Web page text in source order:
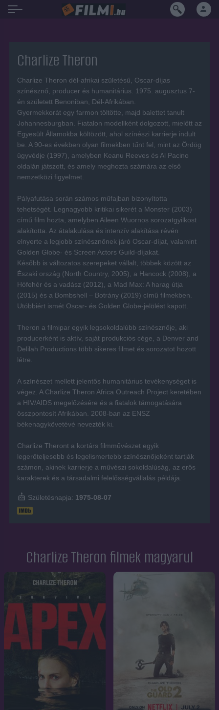
Charlize Theron
Charlize Theron dél-afrikai születésű, Oscar-díjas
színésznő, producer és humanitárius. 1975. augusztus 7-
én született Benoniban, Dél-Afrikában.
Gyermekkorát egy farmon töltötte, majd balettet tanult
Johannesburgban. Fiatalon modellként dolgozott, mielőtt az
Egyesült Államokba költözött, ahol színészi karrierje indult
be. A 90-es években olyan filmekben tűnt fel, mint az Ördög
ügyvédje (1997), amelyben Keanu Reeves és Al Pacino
oldalán játszott, és amely meghozta számára az első
nemzetközi figyelmet.
Pályafutása során számos műfajban bizonyította
tehetségét. Legnagyobb kritikai sikerét a Monster (2003)
című film hozta, amelyben Aileen Wuornos sorozatgyilkost
alakította. Az átalakulása és intenzív alakítása révén
elnyerte a legjobb színésznőnek járó Oscar-díjat, valamint
Golden Globe- és Screen Actors Guild-díjakat.
Később is változatos szerepeket vállalt, többek között az
Északi ország (North Country, 2005), a Hancock (2008), a
Hófehér és a vadász (2012), a Mad Max: A harag útja
(2015) és a Bombshell – Botrány (2019) című filmekben.
Utóbbiért ismét Oscar- és Golden Globe-jelölést kapott.
Theron a filmipar egyik legsokoldalúbb színésznője, aki
producerként is aktív, saját produkciós cége, a Denver and
Delilah Productions több sikeres filmet és sorozatot hozott
létre.
A színészet mellett jelentős humanitárius tevékenységet is
végez. A Charlize Theron Africa Outreach Project keretében
a HIV/AIDS megelőzésére és a fiatalok támogatására
összpontosít Afrikában. 2008-ban az ENSZ
békenagykövetévé nevezték ki.
Charlize Theront a kortárs filmművészet egyik
legerőteljesebb és legelismertebb színésznőjeként tartják
számon, akinek karrierje a művészi sokoldalúság, az erős
karakterek és a társadalmi felelősségvállalás példája.
Születésnapja: 1975-08-07
Charlize Theron filmek magyarul